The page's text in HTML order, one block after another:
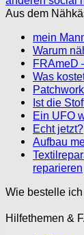
Aus dem
mein
Warum
FRAmeD
Was
Ist die
Ein UFO
Echt jetzt?
Aufbau
reparieren
Wie bestelle
Hilfethemen &